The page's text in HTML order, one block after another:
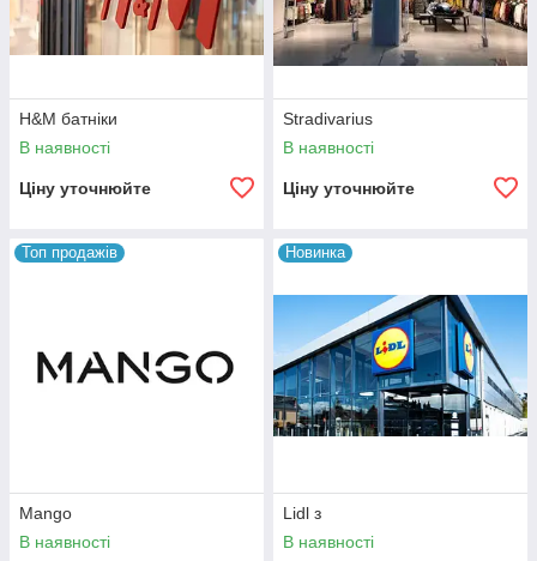
H&M батніки
В наявності
Ціну уточнюйте
Stradivarius
В наявності
Ціну уточнюйте
Топ продажів
Mango
В наявності
Новинка
Lidl з
В наявності